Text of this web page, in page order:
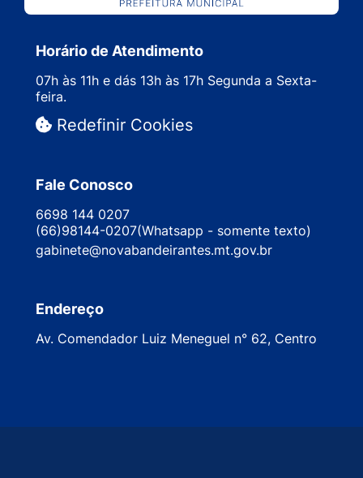
Horário de Atendimento
07h às 11h e dás 13h às 17h Segunda a Sexta-
feira.
Redefinir Cookies
Fale Conosco
6698 144 0207
(66)98144-0207(Whatsapp - somente texto)
gabinete@novabandeirantes.mt.gov.br
Endereço
Av. Comendador Luiz Meneguel n° 62, Centro